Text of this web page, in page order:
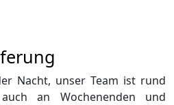
Nacht, unser Team ist rund
an Wochenenden und